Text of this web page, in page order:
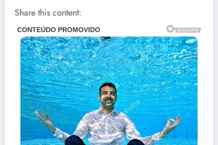
Share this content: